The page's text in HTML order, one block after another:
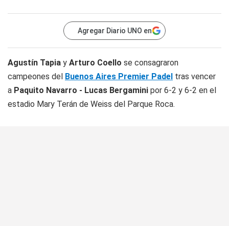
Agregar Diario UNO en
Agustín Tapia y Arturo Coello se consagraron
campeones del Buenos Aires Premier Padel tras vencer
a Paquito Navarro - Lucas Bergamini por 6-2 y 6-2 en el
estadio Mary Terán de Weiss del Parque Roca.